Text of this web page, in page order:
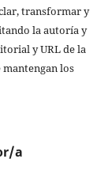
transformar y
la autoría y
y URL de la
los
a